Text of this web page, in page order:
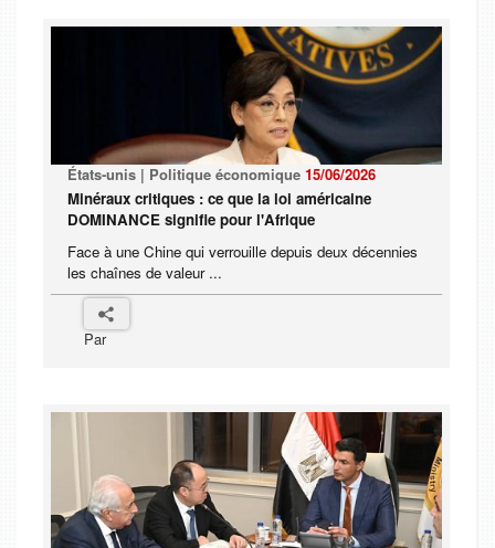
États-unis | Politique économique 15/06/2026
Minéraux critiques : ce que la loi américaine
DOMINANCE signifie pour l'Afrique
Face à une Chine qui verrouille depuis deux décennies
les chaînes de valeur ...
Par